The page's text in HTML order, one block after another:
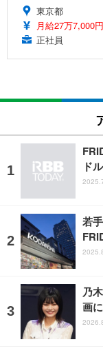
東京都
月給27万7,000
正社員
ド
若
乃
画